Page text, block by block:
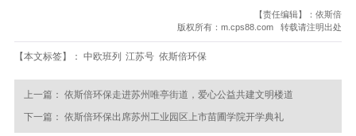
【责任编辑】：依斯倍
版权所有：m.cps88.com 转载请注明出处
【本文标签】： 中欧班列 江苏号 依斯倍环保
上一篇： 依斯倍环保走进苏州唯亭街道，爱心公益共建文明楼道
下一篇： 依斯倍环保出席苏州工业园区上市苗圃学院开学典礼